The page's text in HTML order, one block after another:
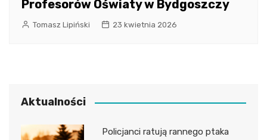
Profesorów Oświaty w Bydgoszczy
Tomasz Lipiński 23 kwietnia 2026
Aktualności
Policjanci ratują rannego ptaka